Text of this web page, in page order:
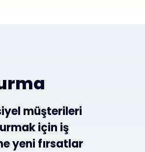
müşterileri
için iş
yeni fırsatlar